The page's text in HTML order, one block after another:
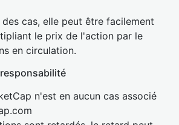
cas, elle peut être facilement
le prix de l'action par le
en circulation.
n'est en aucun cas associé